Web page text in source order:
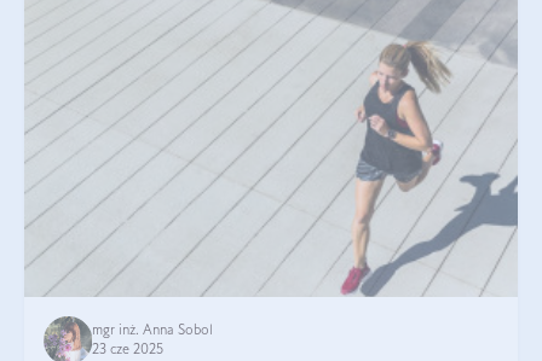
mgr inż. Anna Sobol
23 cze 2025